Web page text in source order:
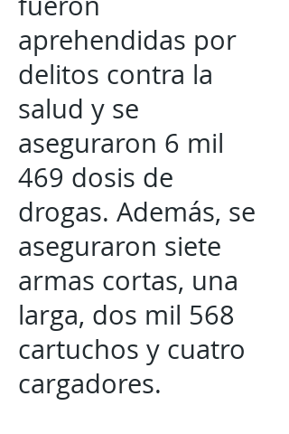
aprehendidas por
delitos contra la
salud y se
aseguraron 6 mil
469 dosis de
drogas. Además, se
aseguraron siete
armas cortas, una
larga, dos mil 568
cartuchos y cuatro
cargadores.